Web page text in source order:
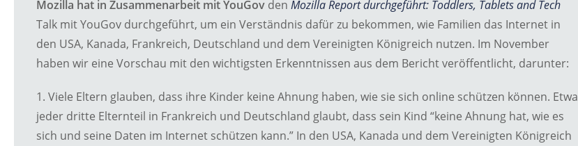
Mozilla hat in Zusammenarbeit mit YouGov den Mozilla Report durchgeführt: Toddlers, Tablets and Tech
Talk mit YouGov durchgeführt, um ein Verständnis dafür zu bekommen, wie Familien das Internet in
den USA, Kanada, Frankreich, Deutschland und dem Vereinigten Königreich nutzen. Im November
haben wir eine Vorschau mit den wichtigsten Erkenntnissen aus dem Bericht veröffentlicht, darunter:
1. Viele Eltern glauben, dass ihre Kinder keine Ahnung haben, wie sie sich online schützen können. Etwa
jeder dritte Elternteil in Frankreich und Deutschland glaubt, dass sein Kind “keine Ahnung hat, wie es
sich und seine Daten im Internet schützen kann.” In den USA, Kanada und dem Vereinigten Königreich